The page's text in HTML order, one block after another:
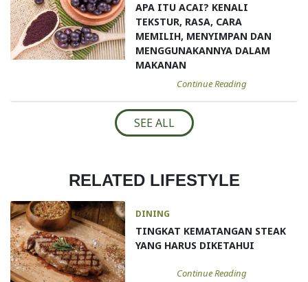
APA ITU ACAI? KENALI
TEKSTUR, RASA, CARA
MEMILIH, MENYIMPAN DAN
MENGGUNAKANNYA DALAM
MAKANAN
Continue Reading
SEE ALL
RELATED LIFESTYLE
DINING
TINGKAT KEMATANGAN STEAK
YANG HARUS DIKETAHUI
Continue Reading